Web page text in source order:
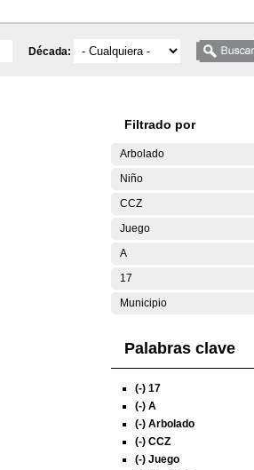
Década:
Filtrado por
Arbolado
Niño
CCZ
Juego
A
17
Municipio
Palabras clave
(-) 17
(-) A
(-) Arbolado
(-) CCZ
(-) Juego